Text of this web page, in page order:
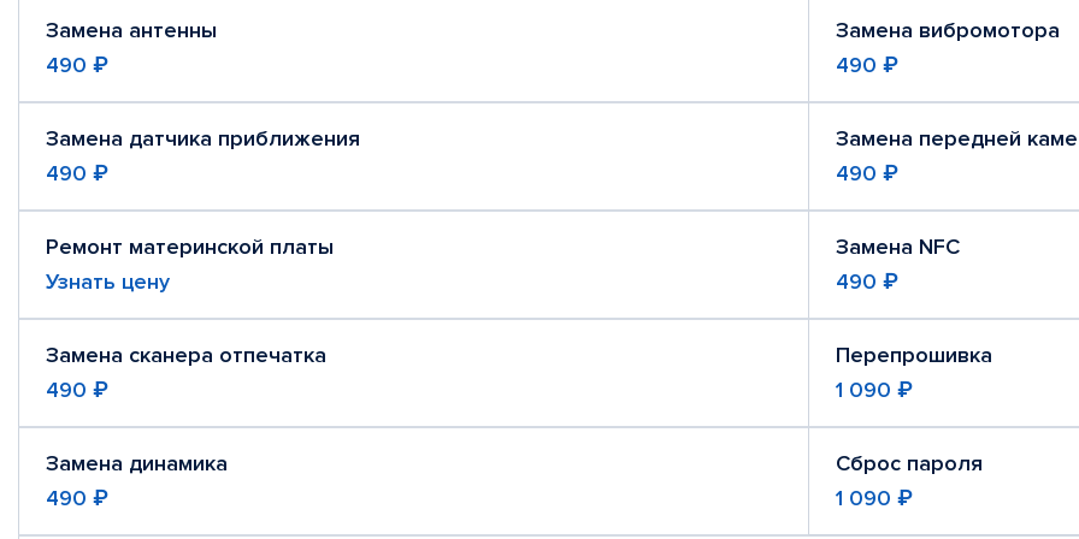
Замена антенны
490 ₽
Замена вибромотора
490 ₽
Замена датчика приближения
490 ₽
Замена передней
490 ₽
Ремонт материнской платы
Узнать цену
Замена NFC
490 ₽
Замена сканера отпечатка
490 ₽
Перепрошивка
1 090 ₽
Замена динамика
490 ₽
Сброс пароля
1 090 ₽